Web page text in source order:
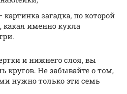
загадка, по которой
какая именно кукла
и нижнего слоя, вы
кругов. Не забывайте о том,
нужно только эти семь